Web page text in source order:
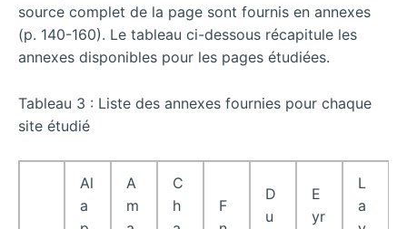
source complet de la page sont fournis en annexes
(p. 140-160). Le tableau ci-dessous récapitule les
annexes disponibles pour les pages étudiées.
Tableau 3 : Liste des annexes fournies pour chaque
site étudié
Al
a
A
m
C
h
F
D
u
E
yr
L
a